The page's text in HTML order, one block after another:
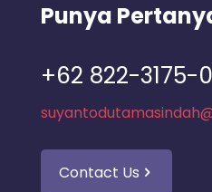
Punya
+62 822-3175-
Contact Us